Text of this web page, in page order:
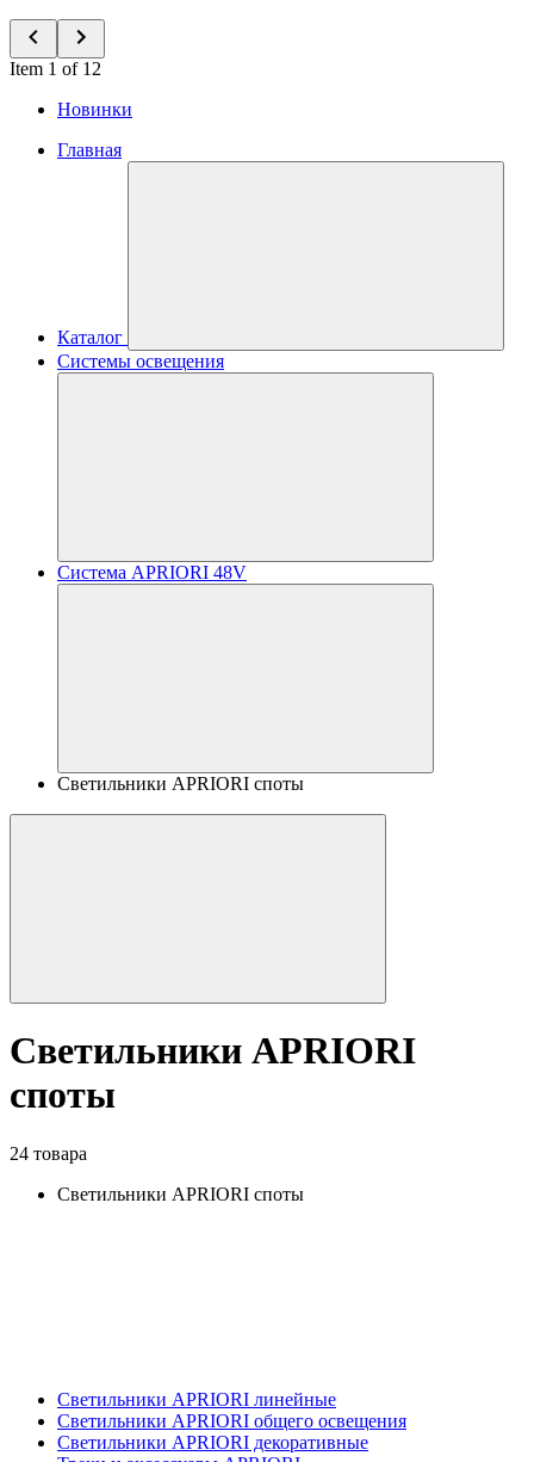
Item 1 of 12
Новинки
Главная
Каталог
Системы освещения
Система APRIORI 48V
Светильники APRIORI споты
Светильники APRIORI
споты
24 товара
Светильники APRIORI споты
Светильники APRIORI линейные
Светильники APRIORI общего освещения
Светильники APRIORI декоративные